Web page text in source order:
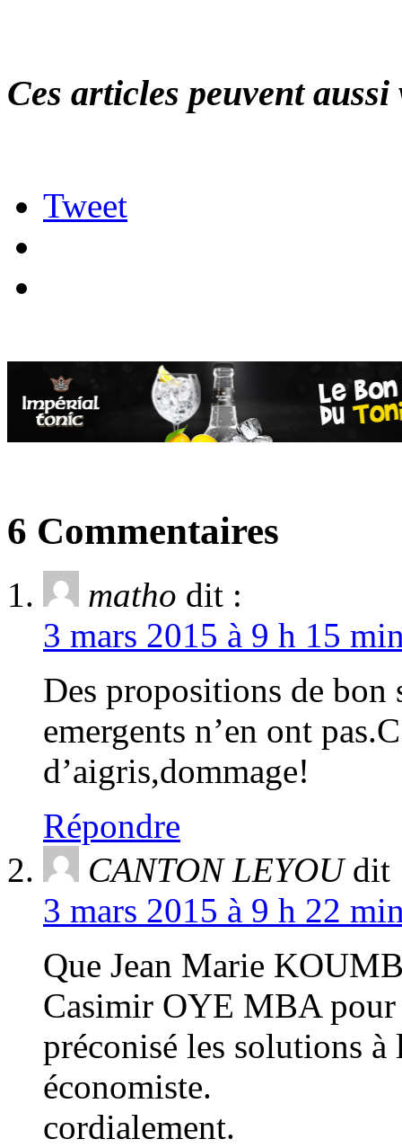
Ces articles peuvent
Tweet
6 Commentaires
matho dit :
3 mars 2015 à 9 h 15
Des propositions de bon
emergents n’en ont
d’aigris,dommage!
Répondre
CANTON LEYOU dit
3 mars 2015 à 9 h 22
Que Jean Marie
Casimir OYE MBA pour
préconisé les solutions
économiste.
cordialement.